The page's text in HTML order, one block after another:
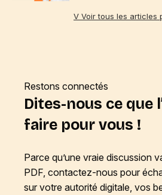
V Voir tous les articles
Restons connectés
Dites-nous ce que
faire pour vous !
Parce qu’une vraie discussion
PDF, contactez-nous pour
sur votre autorité digitale, vos